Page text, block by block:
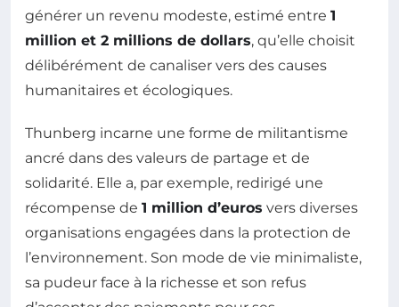
générer un revenu modeste, estimé entre 1
million et 2 millions de dollars, qu’elle choisit
délibérément de canaliser vers des causes
humanitaires et écologiques.
Thunberg incarne une forme de militantisme
ancré dans des valeurs de partage et de
solidarité. Elle a, par exemple, redirigé une
récompense de 1 million d’euros vers diverses
organisations engagées dans la protection de
l’environnement. Son mode de vie minimaliste,
sa pudeur face à la richesse et son refus